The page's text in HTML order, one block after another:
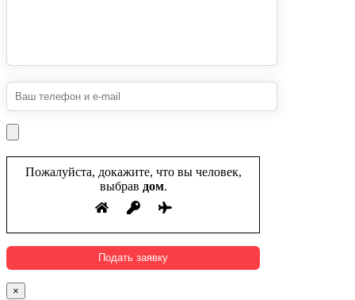
Пожалуйста, докажите, что вы человек,
выбрав дом.
×